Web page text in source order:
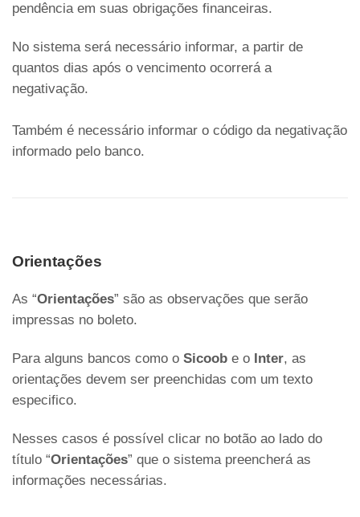
pendência em suas obrigações financeiras.
No sistema será necessário informar, a partir de
quantos dias após o vencimento ocorrerá a
negativação.
Também é necessário informar o código da negativação
informado pelo banco.
Orientações
As “Orientações” são as observações que serão
impressas no boleto.
Para alguns bancos como o Sicoob e o Inter, as
orientações devem ser preenchidas com um texto
especifico.
Nesses casos é possível clicar no botão ao lado do
título “Orientações” que o sistema preencherá as
informações necessárias.